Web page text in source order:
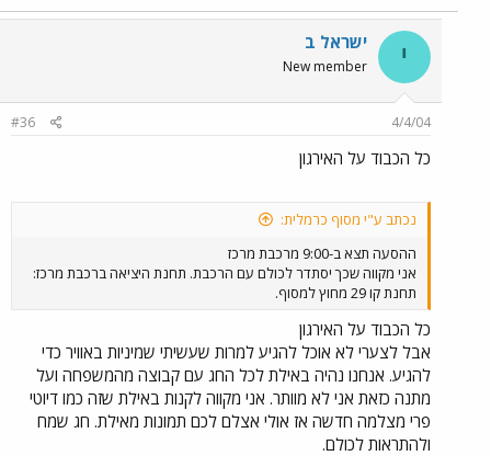
י ישראל ב
New member
4/4/04
#36
כל הכבוד על האירגון
נכתב ע"י מסוף כרמלית:
ההסעה תצא ב-9:00 מרכבת מרכז
אני מקווה שכך יסתדר לכולם עם הרכבת. תחנת היציאה ברכבת מרכז:
תחנת קו 29 מחוץ למסוף.
כל הכבוד על האירגון
אבל לצערי לא אוכל להגיע למרות שעשיתי שמיניות באוויר כדי
להגיע. אנחנו נהיה באילת לכל החג עם קבוצה מהמשפחה ועל
מתנה כזאת אני לא מוותר. אני מקווה לקנות באילת שזה כמו דיוטי
פרי מצלמה חדשה אז אולי אצלם לכם תמונות מאילת. חג שמח
ולהתראות לכולם.